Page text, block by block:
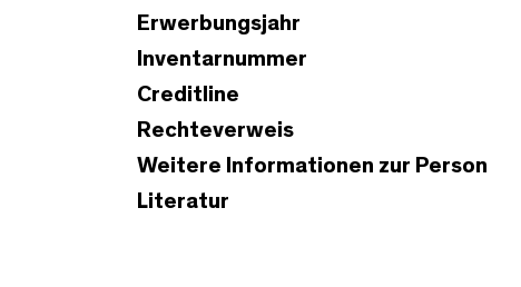
Erwerbungsjahr
Inventarnummer
Creditline
Rechteverweis
Weitere Informationen zur Person
Literatur